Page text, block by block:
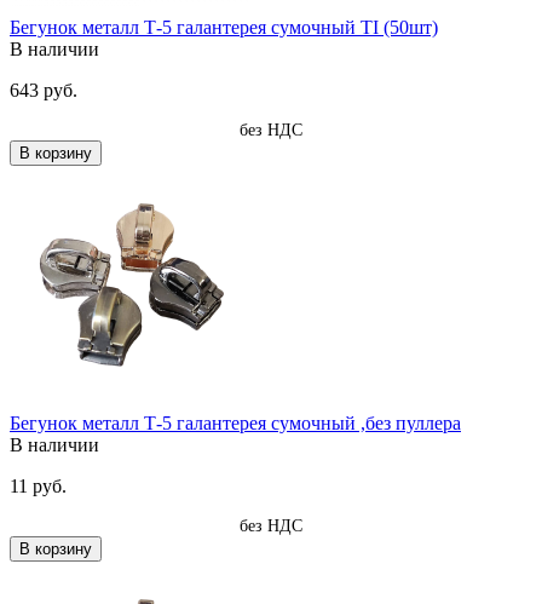
Бегунок металл Т-5 галантерея сумочный TI (50шт)
В наличии
643 руб.
без НДС
В корзину
Бегунок металл Т-5 галантерея сумочный ,без пуллера
В наличии
11 руб.
без НДС
В корзину